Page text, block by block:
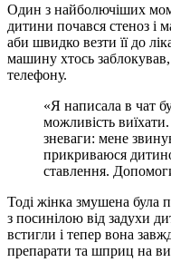
Один з найболючіших
дитини почався стеноз і
аби швидко везти її до
машину хтось
телефону.
«Я написала в чат
можливість
зневаги: мене
прикриваюся
ставлення.
Тоді жінка змушена була
з посинілою від задухи
встигли і тепер вона
препарати та шприц на